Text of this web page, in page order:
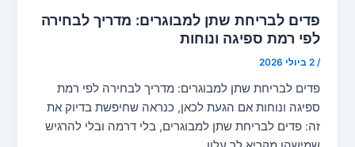
פדים לבריחת שתן למבוגרים: מדריך לבחירה
לפי רמת ספיגה ונוחות
/2 ביולי 2026
פדים לבריחת שתן למבוגרים: מדריך לבחירה לפי רמת
ספיגה ונוחות אם הגעת לכאן, כנראה שחיפשת בדיוק את
זה: פדים לבריחת שתן למבוגרים, בלי דרמה ובלי להרגיש